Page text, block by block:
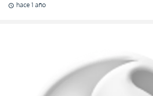
schedule hace 1 año